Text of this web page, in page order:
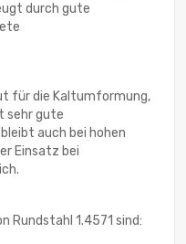
durch gute
für die Kaltumformung,
sehr gute
auch bei hohen
Einsatz bei
Rundstahl 1.4571 sind: